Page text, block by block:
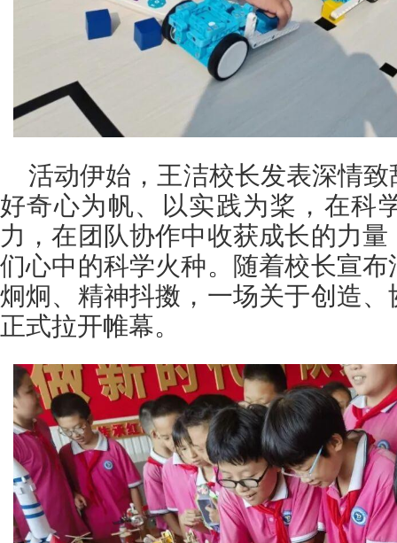
活动伊始，王洁校长发表深情
好奇心为帆、以实践为桨，在科
力，在团队协作中收获成长的力
们心中的科学火种。随着校长宣
炯炯、精神抖擞，一场关于创造
正式拉开帷幕。